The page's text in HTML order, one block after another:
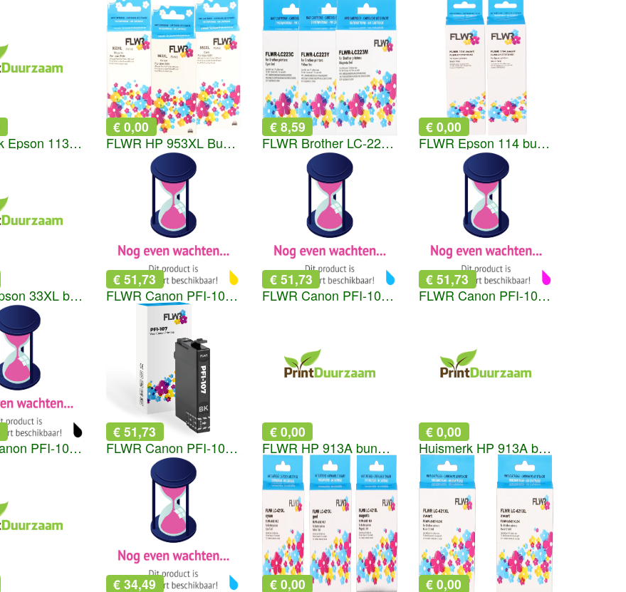
Huismerk Epson 113 Ecotank inktfles geel
€ 0,00
FLWR HP 953XL Bundel kleur
€ 8,59
FLWR Brother LC-223 Bundel kleur
€ 0,00
FLWR Epson 114 bundel zwart
FLWR Epson 33XL bundel zwart
€ 51,73
FLWR Canon PFI-107 geel
€ 51,73
FLWR Canon PFI-107 cyaan
€ 51,73
FLWR Canon PFI-107 magenta
FLWR Canon PFI-107 mat zwart
€ 51,73
FLWR Canon PFI-107 zwart
€ 0,00
FLWR HP 913A bundel zwart en kleur
€ 0,00
Huismerk HP 913A bundel kleur
€ 34,49 € 0,00 € 0,00